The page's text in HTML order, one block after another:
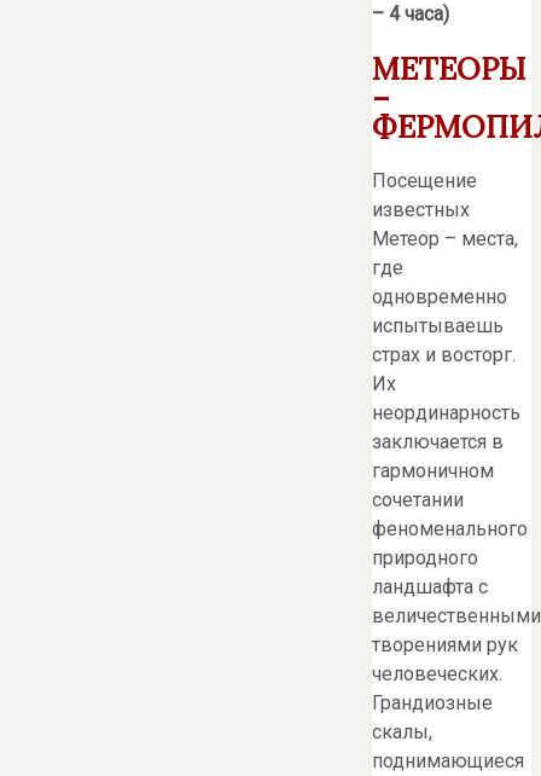
– 4 часа)
МЕТЕОРЫ
–
Посещение
известных
Метеор – места,
где
одновременно
испытываешь
страх и восторг.
Их
неординарность
заключается в
гармоничном
сочетании
феноменального
природного
ландшафта с
величественными
творениями рук
человеческих.
Грандиозные
скалы,
поднимающиеся